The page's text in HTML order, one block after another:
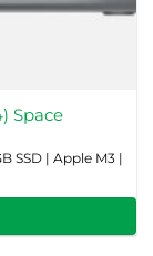
Space
SSD | Apple M3 |